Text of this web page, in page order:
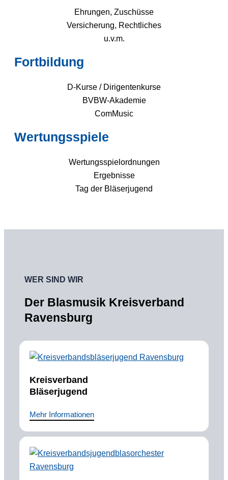
Ehrungen, Zuschüsse
Versicherung, Rechtliches
u.v.m.
Fortbildung
D-Kurse / Dirigentenkurse
BVBW-Akademie
ComMusic
Wertungsspiele
Wertungsspielordnungen
Ergebnisse
Tag der Bläserjugend
WER SIND WIR
Der Blasmusik Kreisverband
Ravensburg
Kreisverband
Bläserjugend
Mehr Informationen